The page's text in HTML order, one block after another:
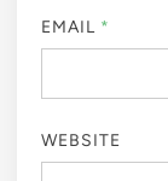
EMAIL *
WEBSITE